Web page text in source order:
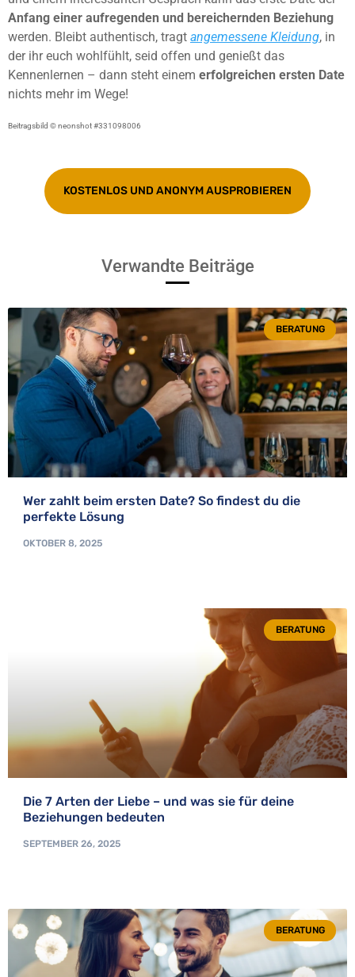
Anfang einer aufregenden und bereichernden Beziehung
werden. Bleibt authentisch, tragt angemessene Kleidung, in
der ihr euch wohlfühlt, seid offen und genießt das
Kennenlernen – dann steht einem erfolgreichen ersten Date
nichts mehr im Wege!
Beitragsbild © neonshot #331098006
KOSTENLOS UND ANONYM AUSPROBIEREN
Verwandte Beiträge
BERATUNG
Wer zahlt beim ersten Date? So findest du die
perfekte Lösung
OKTOBER 8, 2025
BERATUNG
Die 7 Arten der Liebe – und was sie für deine
Beziehungen bedeuten
SEPTEMBER 26, 2025
BERATUNG